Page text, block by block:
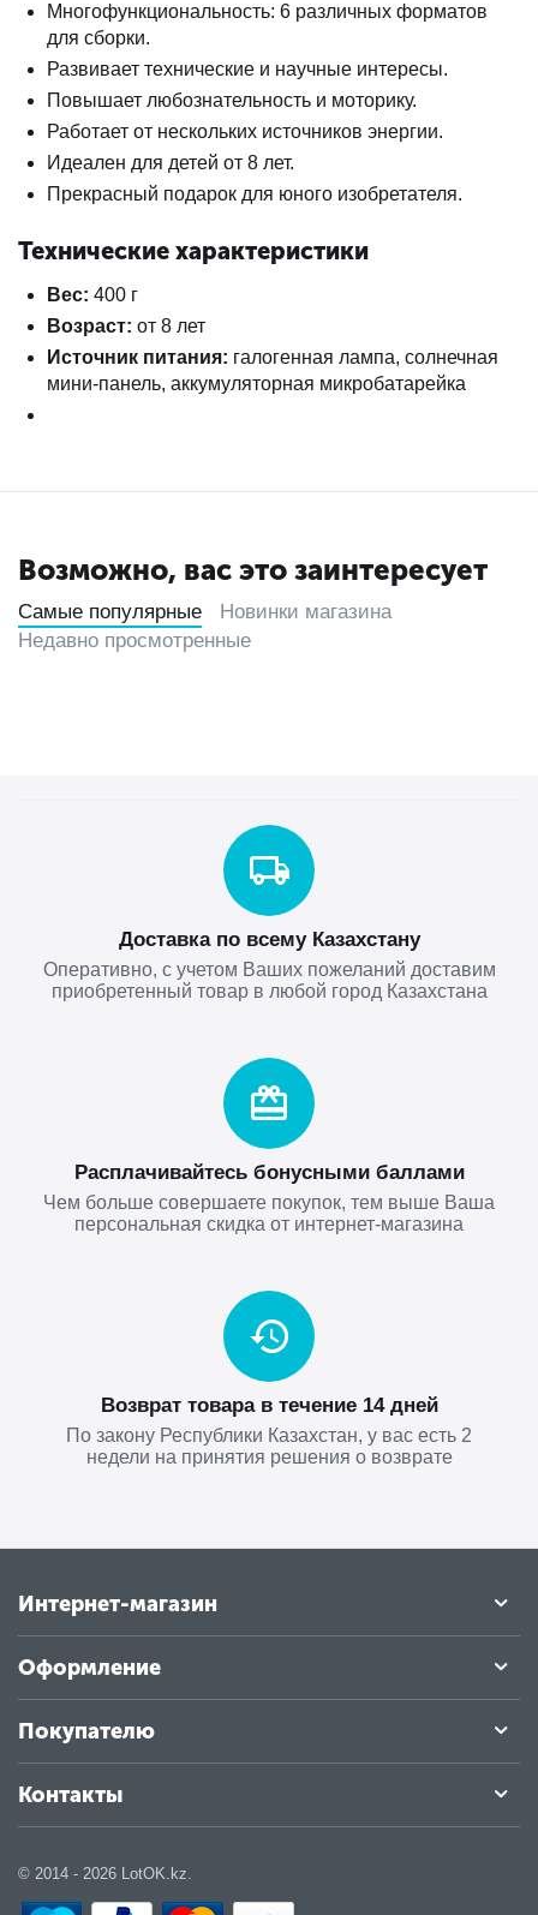
Многофункциональность: 6 различных форматов
для сборки.
Развивает технические и научные интересы.
Повышает любознательность и моторику.
Работает от нескольких источников энергии.
Идеален для детей от 8 лет.
Прекрасный подарок для юного изобретателя.
Технические характеристики
Вес: 400 г
Возраст: от 8 лет
Источник питания: галогенная лампа, солнечная
мини-панель, аккумуляторная микробатарейка
Возможно, вас это заинтересует
Самые популярные
Новинки магазина
Недавно просмотренные
Доставка по всему Казахстану
Оперативно, с учетом Ваших пожеланий доставим
приобретенный товар в любой город Казахстана
Расплачивайтесь бонусными баллами
Чем больше совершаете покупок, тем выше Ваша
персональная скидка от интернет-магазина
Возврат товара в течение 14 дней
По закону Республики Казахстан, у вас есть 2
недели на принятия решения о возврате
Интернет-магазин
Оформление
Покупателю
Контакты
© 2014 - 2026 LotOK.kz.